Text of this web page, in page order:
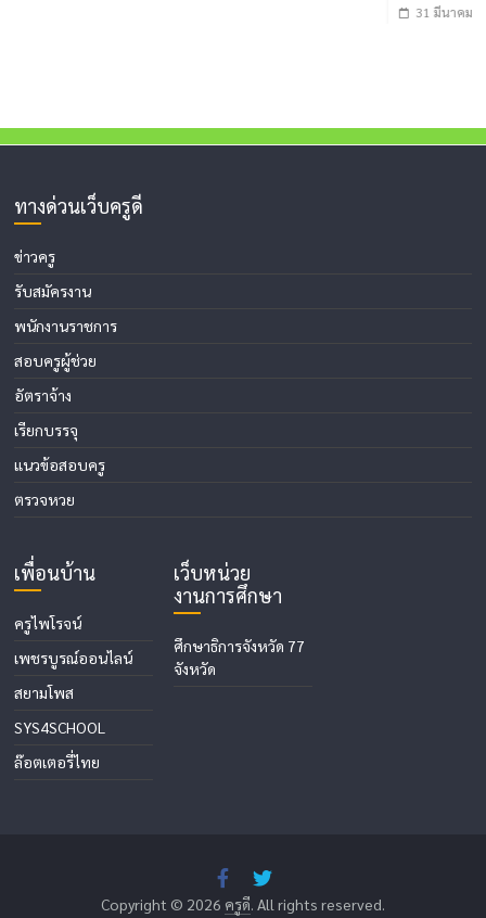
31 มีนาคม 2022
ทางด่วนเว็บครูดี
ข่าวครู
รับสมัครงาน
พนักงานราชการ
สอบครูผู้ช่วย
อัตราจ้าง
เรียกบรรจุ
แนวข้อสอบครู
ตรวจหวย
เพื่อนบ้าน
ครูไพโรจน์
เพชรบูรณ์ออนไลน์
สยามโพส
SYS4SCHOOL
ล๊อตเตอรี่ไทย
เว็บหน่วย
งานการศึกษา
ศึกษาธิการจังหวัด 77
จังหวัด
Copyright © 2026 ครูดี. All rights reserved.